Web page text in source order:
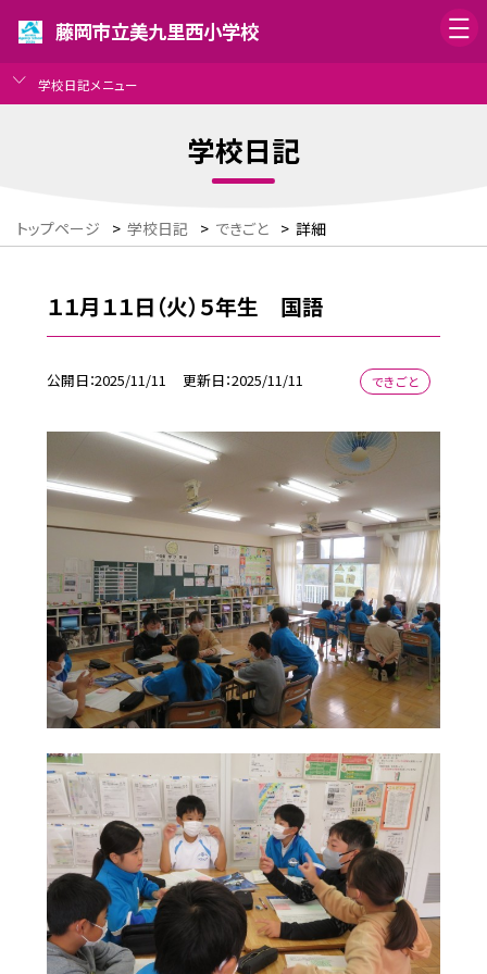
藤岡市立美九里西小学校
学校日記メニュー
学校日記
トップページ > 学校日記 > できごと > 詳細
１１月１１日（火）５年生 国語
公開日 2025/11/11 更新日 2025/11/11 できごと